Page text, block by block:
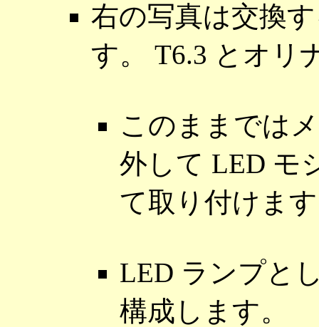
右の写真は交換
す。 T6.3 とオリ
このままでは
外して LED モ
て取り付けま
LED ランプと
構成します。